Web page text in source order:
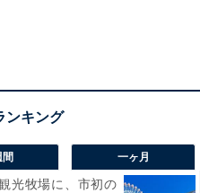
間 一ヶ月
光牧場に、市初の